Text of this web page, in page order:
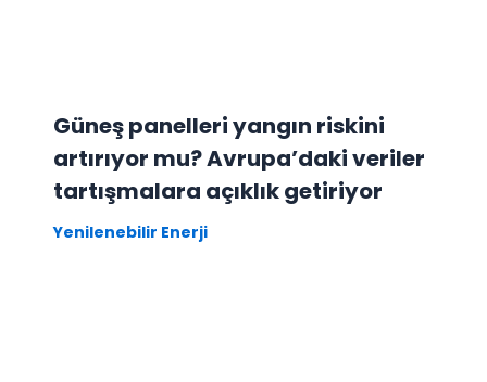
Güneş panelleri yangın riskini
artırıyor mu? Avrupa’daki veriler
tartışmalara açıklık getiriyor
Yenilenebilir Enerji